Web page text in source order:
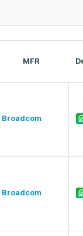
MFR
Broadcom
Broadcom